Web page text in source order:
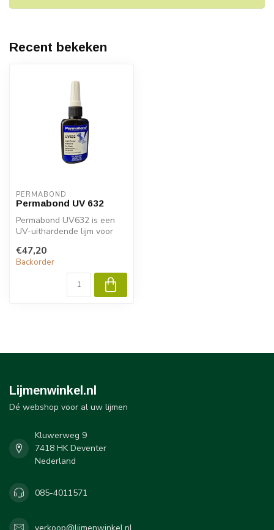
Recent bekeken
PERMABOND
Permabond UV 632
Permabond UV632 is een
UV-uithardende lijm voor
hee...
€47,20
Backorder
Lijmenwinkel.nl
Dé webshop voor al uw lijmen
Kluwerweg 9
7418 HK Deventer
Nederland
085-4011571